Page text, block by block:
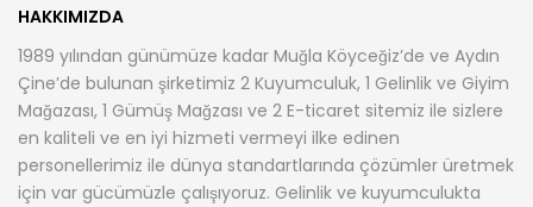
HAKKIMIZDA
1989 yılından günümüze kadar Muğla Köyceğiz’de ve Aydın
Çine’de bulunan şirketimiz 2 Kuyumculuk, 1 Gelinlik ve Giyim
Mağazası, 1 Gümüş Mağzası ve 2 E-ticaret sitemiz ile sizlere
en kaliteli ve en iyi hizmeti vermeyi ilke edinen
personellerimiz ile dünya standartlarında çözümler üretmek
için var gücümüzle çalışıyoruz. Gelinlik ve kuyumculukta